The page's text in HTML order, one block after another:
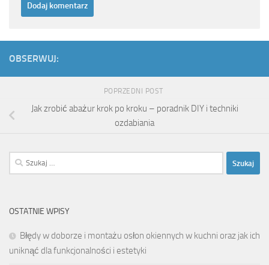
OBSERWUJ:
POPRZEDNI POST
Jak zrobić abażur krok po kroku – poradnik DIY i techniki
ozdabiania
Szukaj:
OSTATNIE WPISY
Błędy w doborze i montażu osłon okiennych w kuchni oraz jak ich
uniknąć dla funkcjonalności i estetyki